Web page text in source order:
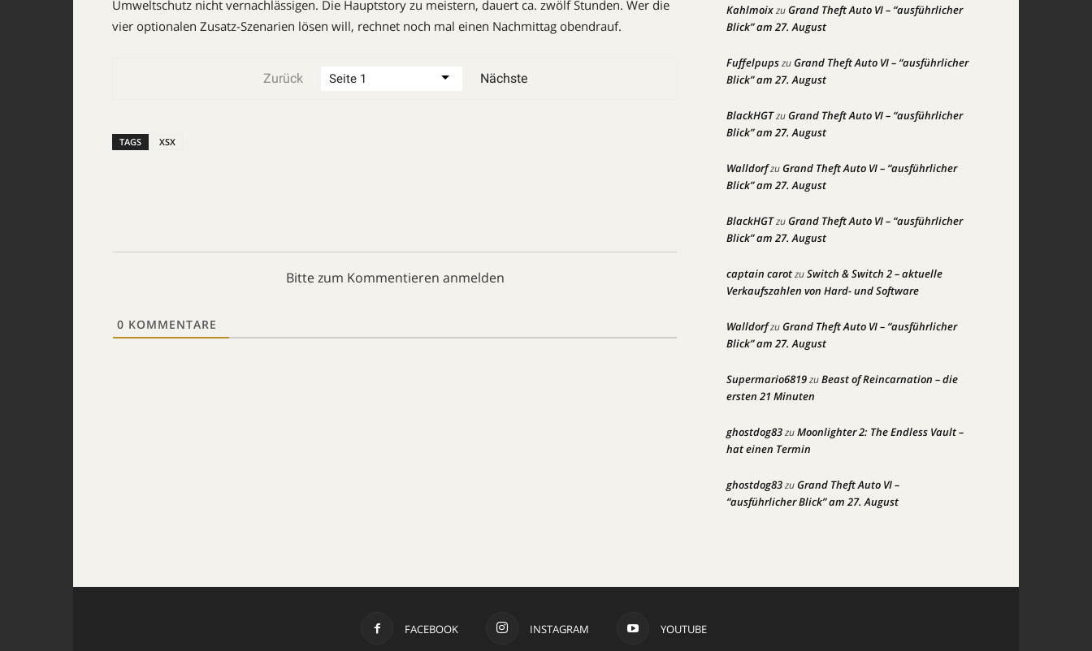
Umweltschutz nicht vernachlässigen. Die Hauptstory zu meistern, dauert ca. zwölf Stunden. Wer die
vier optionalen Zusatz-Szenarien lösen will, rechnet noch mal einen Nachmittag obendrauf.
Zurück Nächste
TAGS XSX
Bitte zum Kommentieren anmelden
0 KOMMENTARE
KahlmoixzuGrand Theft Auto VI – “ausführlicher
Blick” am 27. August
FuffelpupszuGrand Theft Auto VI – “ausführlicher
Blick” am 27. August
BlackHGTzuGrand Theft Auto VI – “ausführlicher
Blick” am 27. August
WalldorfzuGrand Theft Auto VI – “ausführlicher
Blick” am 27. August
BlackHGTzuGrand Theft Auto VI – “ausführlicher
Blick” am 27. August
captain carotzuSwitch & Switch 2 – aktuelle
Verkaufszahlen von Hard- und Software
WalldorfzuGrand Theft Auto VI – “ausführlicher
Blick” am 27. August
Supermario6819zuBeast of Reincarnation – die
ersten 21 Minuten
ghostdog83zuMoonlighter 2: The Endless Vault –
hat einen Termin
ghostdog83zuGrand Theft Auto VI –
“ausführlicher Blick” am 27. August
FACEBOOK INSTAGRAM YOUTUBE